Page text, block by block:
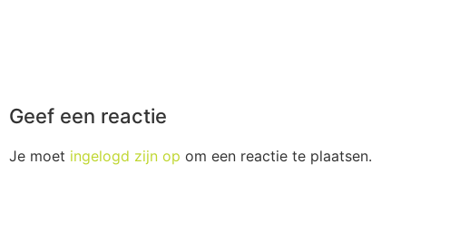
Geef een reactie
Je moet ingelogd zijn op om een reactie te plaatsen.